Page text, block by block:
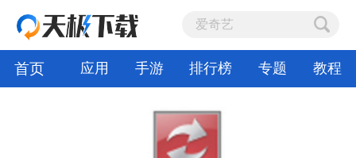
首页 应用 手游 排行榜 专题 教程